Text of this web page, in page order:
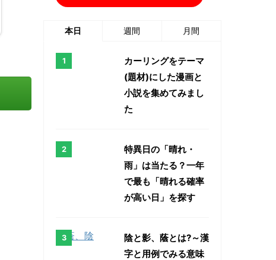
本日 週間 月間
カーリングをテーマ
(題材)にした漫画と
小説を集めてみまし
た
特異日の「晴れ・
雨」は当たる？一年
で最も「晴れる確率
が高い日」を探す
陰と影、蔭とは?～漢
字と用例でみる意味